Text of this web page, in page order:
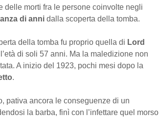
delle morti fra le persone coinvolte negli
di anni dalla scoperta della tomba.
della tomba fu proprio quella di Lord
di soli 57 anni. Ma la maledizione non
A inizio del 1923, pochi mesi dopo la
.
pativa ancora le conseguenze di un
la barba, finì con l’infettare quel morso